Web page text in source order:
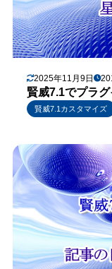
2025年11月9日
賢威7.1でプラ
賢威7.1カスタマイズ